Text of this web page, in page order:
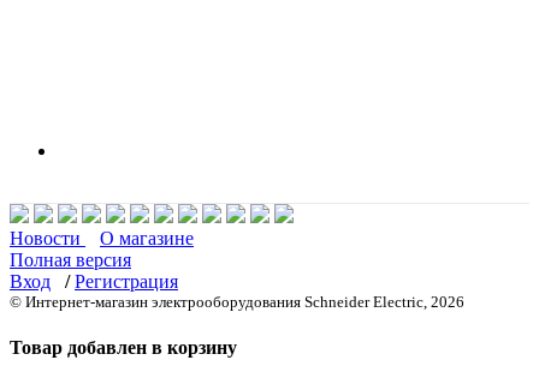
Новости
О магазине
Полная версия
Вход
/ Регистрация
© Интернет-магазин электрооборудования Schneider Electric, 2026
Товар добавлен в корзину